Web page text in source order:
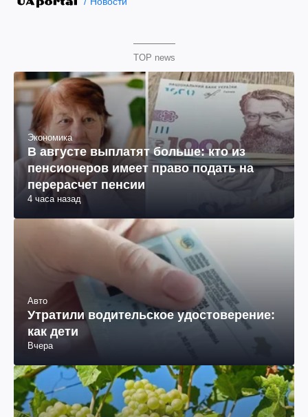
TOP news
Экономика
В августе выплатят больше: кто из
пенсионеров имеет право подать на
перерасчет пенсии
4 часа назад
Авто
Утратили водительское удостоверение:
как дети
Вчера